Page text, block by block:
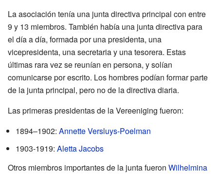
La asociación tenía una junta directiva principal con entre
9 y 13 miembros. También había una junta directiva para
el día a día, formada por una presidenta, una
vicepresidenta, una secretaria y una tesorera. Estas
últimas rara vez se reunían en persona, y solían
comunicarse por escrito. Los hombres podían formar parte
de la junta principal, pero no de la directiva diaria.
Las primeras presidentas de la Vereeniging fueron:
1894–1902: Annette Versluys-Poelman
1903-1919: Aletta Jacobs
Otros miembros importantes de la junta fueron Wilhelmina